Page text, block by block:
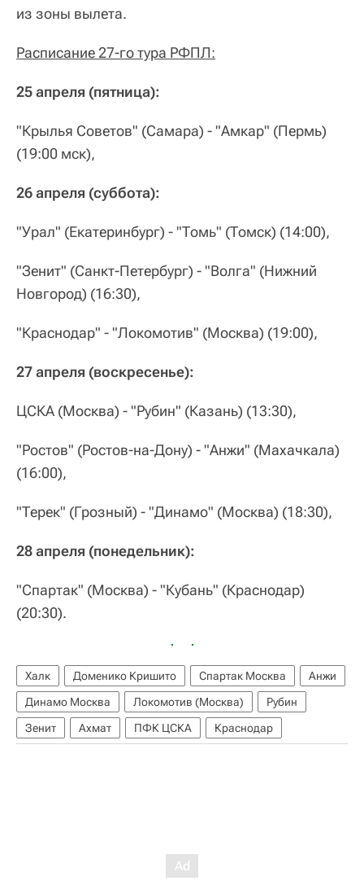
из зоны вылета.
Расписание 27-го тура РФПЛ:
25 апреля (пятница):
"Крылья Советов" (Самара) - "Амкар" (Пермь)
(19:00 мск),
26 апреля (суббота):
"Урал" (Екатеринбург) - "Томь" (Томск) (14:00),
"Зенит" (Санкт-Петербург) - "Волга" (Нижний
Новгород) (16:30),
"Краснодар" - "Локомотив" (Москва) (19:00),
27 апреля (воскресенье):
ЦСКА (Москва) - "Рубин" (Казань) (13:30),
"Ростов" (Ростов-на-Дону) - "Анжи" (Махачкала)
(16:00),
"Терек" (Грозный) - "Динамо" (Москва) (18:30),
28 апреля (понедельник):
"Спартак" (Москва) - "Кубань" (Краснодар)
(20:30).
Халк Доменико Кришито Спартак Москва
Анжи
Динамо Москва
Локомотив (Москва)
Рубин
Зенит
Ахмат ПФК ЦСКА Краснодар